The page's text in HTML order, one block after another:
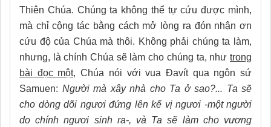
Thiên Chúa. Chúng ta không thể tự cứu được mình,
mà chỉ cộng tác bằng cách mở lòng ra đón nhận ơn
cứu độ của Chúa mà thôi. Không phải chúng ta làm,
nhưng, là chính Chúa sẽ làm cho chúng ta, như trong
bài đọc một, Chúa nói với vua Đavít qua ngôn sứ
Samuen: Người mà xây nhà cho Ta ở sao?... Ta sẽ
cho dòng dõi ngươi đứng lên kế vị ngươi -một người
do chính ngươi sinh ra-, và Ta sẽ làm cho vương